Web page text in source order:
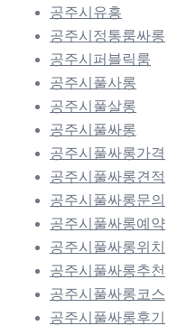
공주시유흥
공주시정통룸싸롱
공주시퍼블릭룸
공주시풀사롱
공주시풀살롱
공주시풀싸롱
공주시풀싸롱가격
공주시풀싸롱견적
공주시풀싸롱문의
공주시풀싸롱예약
공주시풀싸롱위치
공주시풀싸롱추천
공주시풀싸롱코스
공주시풀싸롱후기